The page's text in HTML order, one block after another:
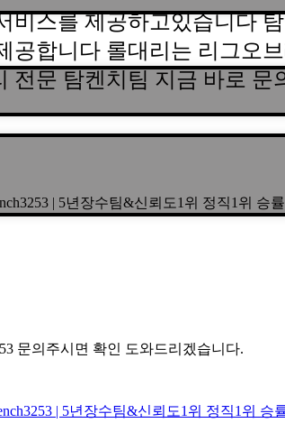
비스를 제공하고있습니다
합니다 롤대리는 리그오
전문 탐켄치팀 지금 바로 문
| 5년장수팀&신뢰도1위 정직1위 승률
문의주시면 확인 도와드리겠습니다.
| 5년장수팀&신뢰도1위 정직1위 승